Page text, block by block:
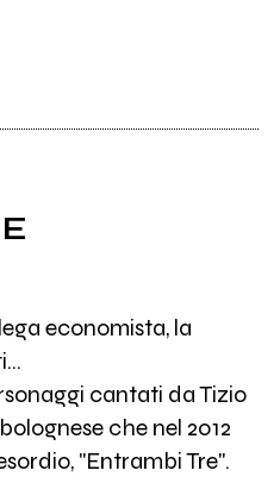
economista, la
cantati da Tizio
che nel 2012
"Entrambi Tre".